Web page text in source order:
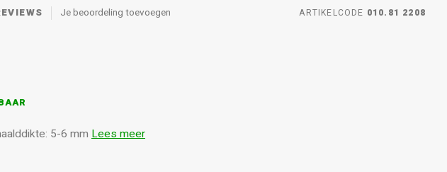
Je beoordeling toevoegen ARTIKELCODE 010.81 2208
5-6 mm Lees meer